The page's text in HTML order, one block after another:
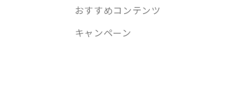
おすすめコンテンツ
キャンペーン